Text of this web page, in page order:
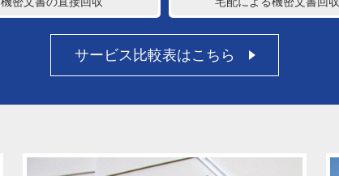
サービス比較表はこちら